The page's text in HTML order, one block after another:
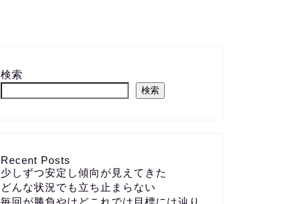
検索
検索
Recent Posts
少しずつ安定し傾向が見えてきた
どんな状況でも立ち止まらない
毎回が勝負やけどこれでは目標には辿り